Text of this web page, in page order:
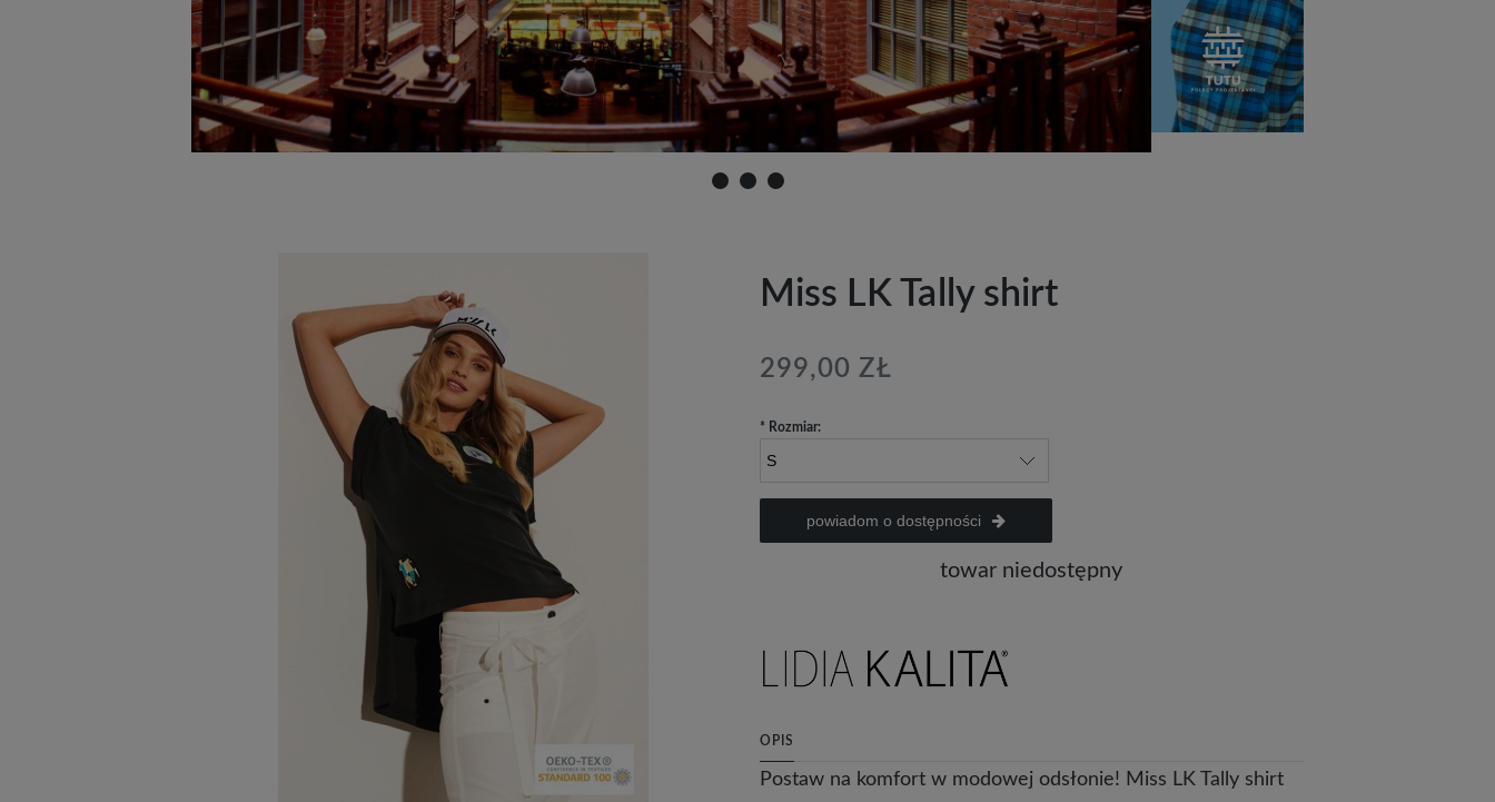
Miss LK Tally shirt
299,00 ZŁ
*Rozmiar:
powiadom o dostępności
towar niedostępny
OPIS
Postaw na komfort w modowej odsłonie! Miss LK Tally shirt